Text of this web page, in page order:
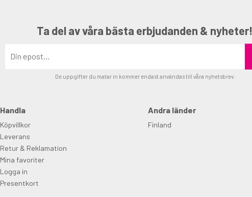
Ta del av våra bästa erbjudanden & nyheter!
De uppgifter du matar in kommer endast användas till våra nyhetsbrev.
Handla
Köpvillkor
Leverans
Retur & Reklamation
Mina favoriter
Logga in
Presentkort
Andra länder
Finland